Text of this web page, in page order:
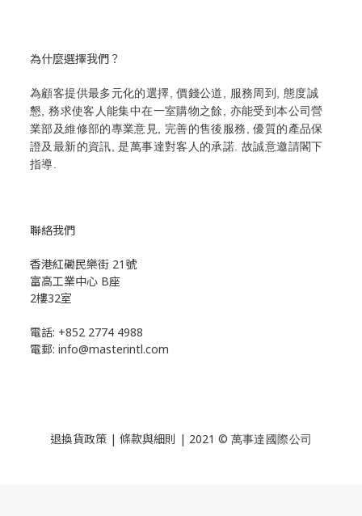
為什麼選擇我們？
為顧客提供最多元化的選擇, 價錢公道, 服務周到, 態度誠
懇, 務求使客人能集中在一室購物之餘, 亦能受到本公司營
業部及維修部的專業意見, 完善的售後服務, 優質的產品保
證及最新的資訊, 是萬事達對客人的承諾. 故誠意邀請閣下
指導.
聯絡我們
香港紅磡民樂街 21號
富高工業中心 B座
2樓32室
電話: +852 2774 4988
電郵: info@masterintl.com
退換貨政策 | 條款與細則 | 2021 © 萬事達國際公司